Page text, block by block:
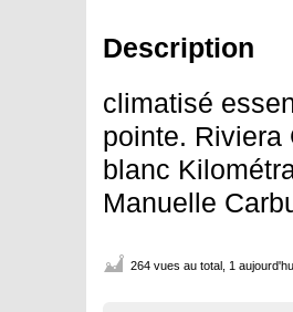
Description
climatisé
pointe. Riviera
blanc
Manuelle
264 vues au total, 1